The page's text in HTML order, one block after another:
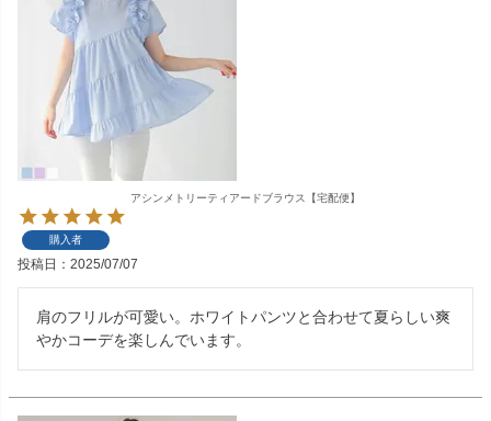
アシンメトリーティアードブラウス【宅配便】
購入者
投稿日 2025/07/07
肩のフリルが可愛い。ホワイトパンツと合わせて夏らしい爽
やかコーデを楽しんでいます。